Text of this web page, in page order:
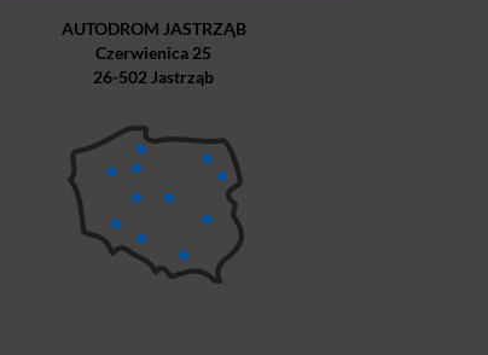
AUTODROM JASTRZĄB
Czerwienica 25
26-502 Jastrząb